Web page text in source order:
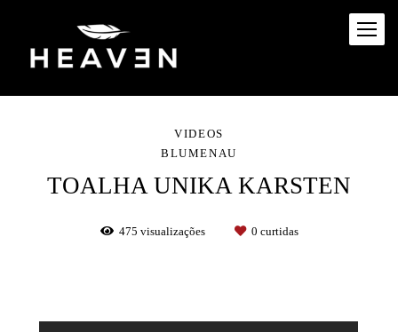
VIDEOS
BLUMENAU
TOALHA UNIKA KARSTEN
475 visualizações 0 curtidas